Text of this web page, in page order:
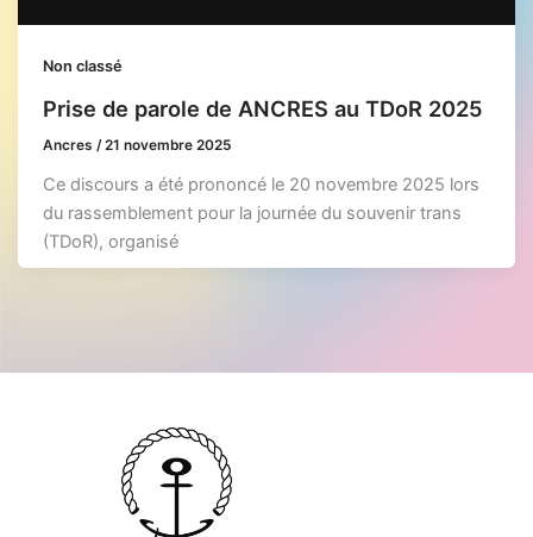
Non classé
Prise de parole de ANCRES au TDoR 2025
Ancres /21 novembre 2025
Ce discours a été prononcé le 20 novembre 2025 lors
du rassemblement pour la journée du souvenir trans
(TDoR), organisé